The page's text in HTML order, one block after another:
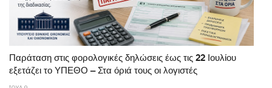
Παράταση στις φορολογικές δηλώσεις έως τις 22 Ιουλίου
εξετάζει το ΥΠΕΘΟ – Στα όριά τους οι λογιστές